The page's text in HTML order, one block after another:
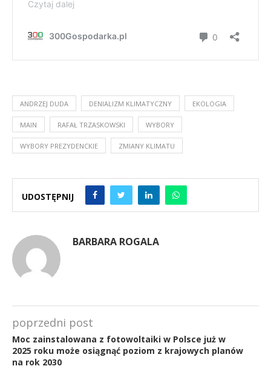
ANDRZEJ DUDA DENIALIZM KLIMATYCZNY EKOLOGIA
MAIN RAFAŁ TRZASKOWSKI WYBORY
WYBORY PREZYDENCKIE ZMIANY KLIMATU
UDOSTĘPNIJ
BARBARA ROGALA
poprzedni post
Moc zainstalowana z fotowoltaiki w Polsce już w
2025 roku może osiągnąć poziom z krajowych planów
na rok 2030